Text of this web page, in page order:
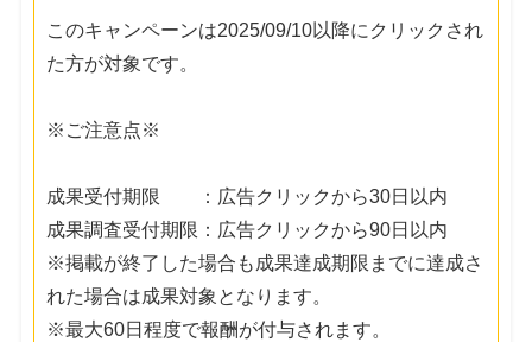
このキャンペーンは2025/09/10以降にクリックされ
た方が対象です。
※ご注意点※
成果受付期限 ：広告クリックから30日以内
成果調査受付期限：広告クリックから90日以内
※掲載が終了した場合も成果達成期限までに達成さ
れた場合は成果対象となります。
※最大60日程度で報酬が付与されます。